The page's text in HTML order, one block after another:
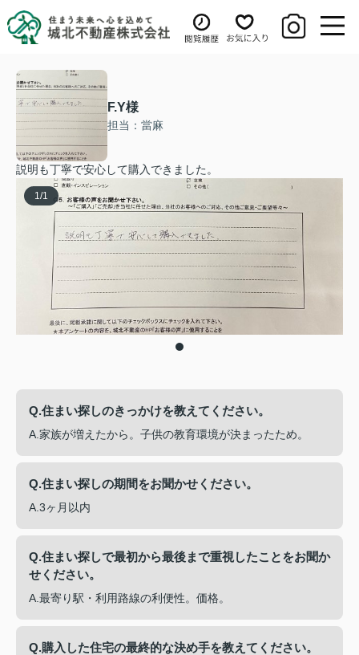
F.Y様
担当：當麻
説明も丁寧で安心して購入できました。
1/1
Q.住まい探しのきっかけを教えてください。
A.家族が増えたから。子供の教育環境が決まったため。
Q.住まい探しの期間をお聞かせください。
A.3ヶ月以内
Q.住まい探しで最初から最後まで重視したことをお聞か
せください。
A.最寄り駅・利用路線の利便性。価格。
Q.購入した住宅の最終的な決め手を教えてください。